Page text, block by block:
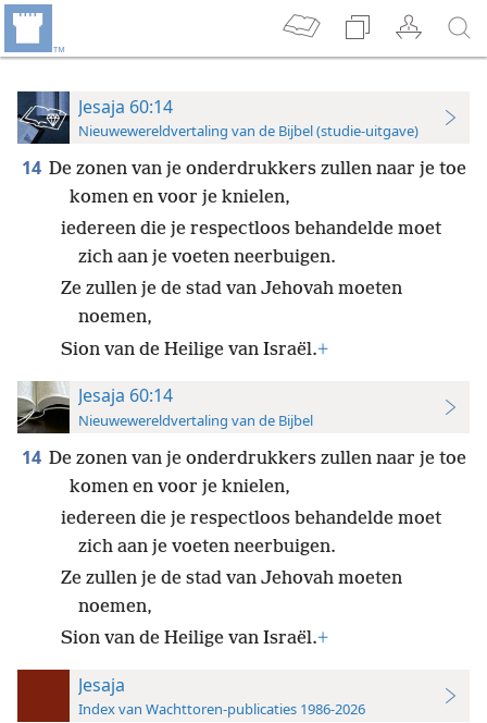
Jesaja 60:14
Nieuwewereldvertaling van de Bijbel (studie-uitgave)
14 De zonen van je onderdrukkers zullen naar je toe
komen en voor je knielen,
iedereen die je respectloos behandelde moet
zich aan je voeten neerbuigen.
Ze zullen je de stad van Jehovah moeten
noemen,
Sion van de Heilige van Israël.+
Jesaja 60:14
Nieuwewereldvertaling van de Bijbel
14 De zonen van je onderdrukkers zullen naar je toe
komen en voor je knielen,
iedereen die je respectloos behandelde moet
zich aan je voeten neerbuigen.
Ze zullen je de stad van Jehovah moeten
noemen,
Sion van de Heilige van Israël.+
Jesaja
Index van Wachttoren-publicaties 1986-2026